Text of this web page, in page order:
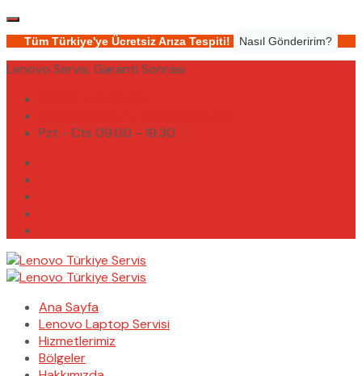
Tüm Türkiye'ye Ücretsiz Arıza Tespiti! Nasıl Gönderirim?
Lenovo Servis, Garanti Sonrası
Pzt - Cts 09.00 - 19.30
Ana Sayfa
Lenovo Laptop Servisi
Hizmetlerimiz
Bölgeler